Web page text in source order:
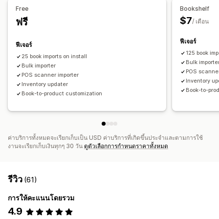
Free
ฟรี
ฟีเจอร์
25 book imports on install
Bulk importer
POS scanner importer
Inventory updater
Book-to-product customization
Bookshelf
$7/ เดือน
ฟีเจอร์
125 book
Bulk
POS
Inventory
Book-to-
ค่าบริการทั้งหมดจะเรียกเก็บเป็น USD ค่าบริการที่เกิดขึ้นประจำและตามการใช้
งานจะเรียกเก็บเงินทุกๆ 30 วัน ดูตัวเลือกการกำหนดราคาทั้งหมด
รีวิว (61)
การให้คะแนนโดยรวม
4.9